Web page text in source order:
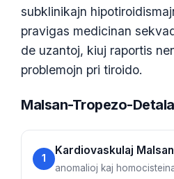
subklinikajn
pravigas medicinan
de uzantoj, kiuj raportis
problemojn pri tiroido.
Malsan-Tropezo-
1
Kardiovaskulaj
anomalioj kaj
Norsk bokmål